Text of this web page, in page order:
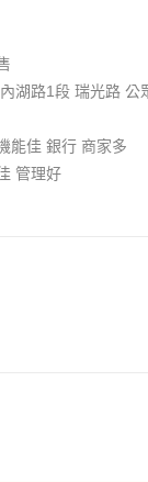
湖路1段 瑞光路 公
能佳 銀行 商家多
管理好